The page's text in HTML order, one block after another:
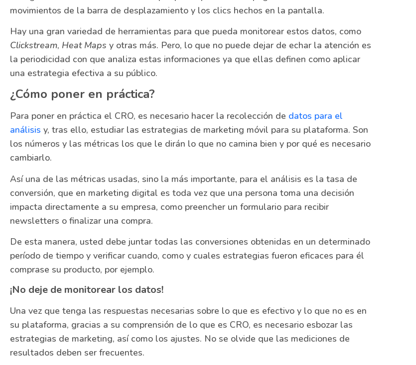
movimientos de la barra de desplazamiento y los clics hechos en la pantalla.
Hay una gran variedad de herramientas para que pueda monitorear estos datos, como
Clickstream, Heat Maps y otras más. Pero, lo que no puede dejar de echar la atención es
la periodicidad con que analiza estas informaciones ya que ellas definen como aplicar
una estrategia efectiva a su público.
¿Cómo poner en práctica?
Para poner en práctica el CRO, es necesario hacer la recolección de datos para el
análisis y, tras ello, estudiar las estrategias de marketing móvil para su plataforma. Son
los números y las métricas los que le dirán lo que no camina bien y por qué es necesario
cambiarlo.
Así una de las métricas usadas, sino la más importante, para el análisis es la tasa de
conversión, que en marketing digital es toda vez que una persona toma una decisión
impacta directamente a su empresa, como preencher un formulario para recibir
newsletters o finalizar una compra.
De esta manera, usted debe juntar todas las conversiones obtenidas en un determinado
período de tiempo y verificar cuando, como y cuales estrategias fueron eficaces para él
comprase su producto, por ejemplo.
¡No deje de monitorear los datos!
Una vez que tenga las respuestas necesarias sobre lo que es efectivo y lo que no es en
su plataforma, gracias a su comprensión de lo que es CRO, es necesario esbozar las
estrategias de marketing, así como los ajustes. No se olvide que las mediciones de
resultados deben ser frecuentes.